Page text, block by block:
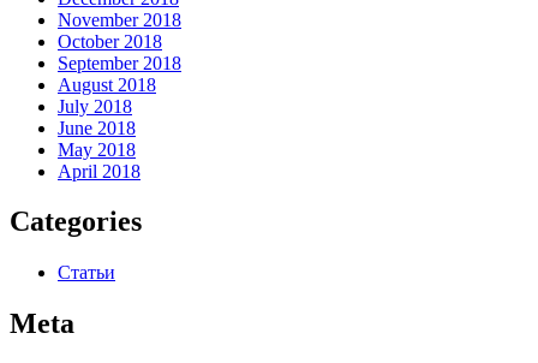
November 2018
October 2018
September 2018
August 2018
July 2018
June 2018
May 2018
April 2018
Categories
Статьи
Meta